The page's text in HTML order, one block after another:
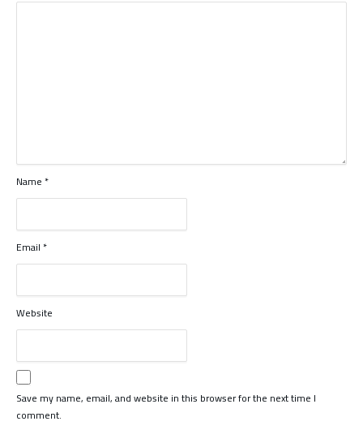
Name*
Email*
Website
Save my name, email, and website in this browser for the next time I
comment.